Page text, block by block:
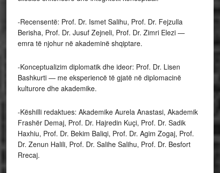
-Recensentë: Prof. Dr. Ismet Salihu, Prof. Dr. Fejzulla
Berisha, Prof. Dr. Jusuf Zejneli, Prof. Dr. Zimri Elezi —
emra të njohur në akademinë shqiptare.
-Konceptualizim diplomatik dhe ideor: Prof. Dr. Lisen
Bashkurti — me eksperiencë të gjatë në diplomacinë
kulturore dhe akademike.
-Këshilli redaktues: Akademike Aurela Anastasi, Akademik
Frashër Demaj, Prof. Dr. Hajredin Kuçi, Prof. Dr. Sadik
Haxhiu, Prof. Dr. Bekim Baliqi, Prof. Dr. Agim Zogaj, Prof.
Dr. Zenun Halili, Prof. Dr. Salihe Salihu, Prof. Dr. Besfort
Rrecaj.